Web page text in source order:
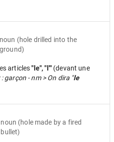
noun (hole drilled into the
ground)
articles"le", "l'" (devant une
: garçon - nm > On dira "le
noun (hole made by a fired
bullet)